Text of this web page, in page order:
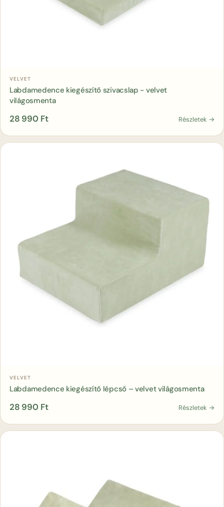
Kosárba
VELVET
Labdamedence kiegészítő szivacslap - velvet
világosmenta
28 990 Ft Részletek →
Kosárba
VELVET
Labdamedence kiegészítő lépcső – velvet világosmenta
28 990 Ft Részletek →